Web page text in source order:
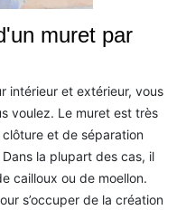
muret par
intérieur et extérieur, vous
voulez. Le muret est très
et de séparation
la plupart des cas, il
cailloux ou de moellon.
s’occuper de la création